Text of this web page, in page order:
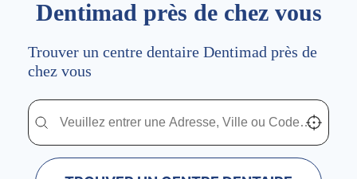
Dentimad près de chez vous
Trouver un centre dentaire Dentimad près de
chez vous
Trouver un centre dentaire Dentimad près de
Trouver un centre dentaire Dentimad près de chez vous Localisez-